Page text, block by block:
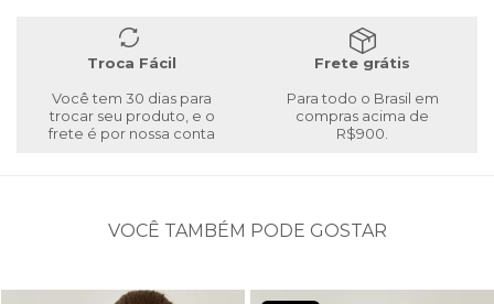
Troca Fácil
Você tem 30 dias para
trocar seu produto, e o
frete é por nossa conta
Frete grátis
Para todo o Brasil em
compras acima de
R$900.
VOCÊ TAMBÉM PODE GOSTAR